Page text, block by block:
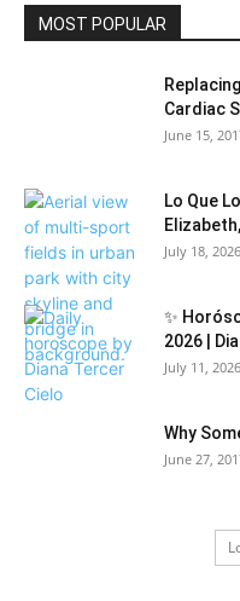
MOST POPULAR
Cardiac
June 15,
Lo Que
July 18, 2026
✨
2026 |
July 11, 2026
Why
June 27,